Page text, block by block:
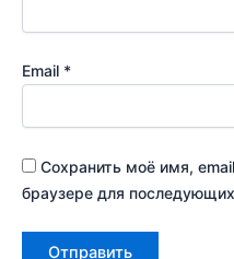
Email *
Сохранить моё имя,
браузере для